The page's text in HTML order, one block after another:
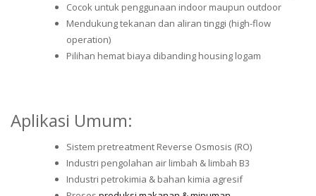
Cocok untuk penggunaan indoor maupun outdoor
Mendukung tekanan dan aliran tinggi (high-flow
operation)
Pilihan hemat biaya dibanding housing logam
Aplikasi Umum:
Sistem pretreatment Reverse Osmosis (RO)
Industri pengolahan air limbah & limbah B3
Industri petrokimia & bahan kimia agresif